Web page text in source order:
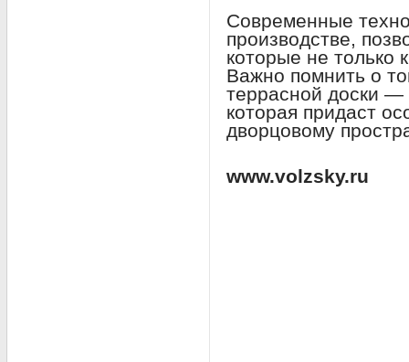
Современные
производстве,
которые не только
Важно помнить о
террасной доски —
которая придаст
дворцовому
www.volzsky.ru